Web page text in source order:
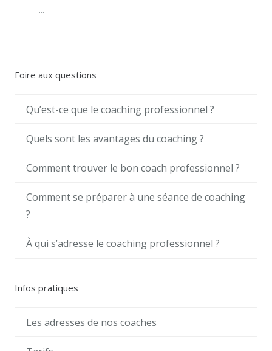
...
Foire aux questions
Qu’est-ce que le coaching professionnel ?
Quels sont les avantages du coaching ?
Comment trouver le bon coach professionnel ?
Comment se préparer à une séance de coaching
?
À qui s’adresse le coaching professionnel ?
Infos pratiques
Les adresses de nos coaches